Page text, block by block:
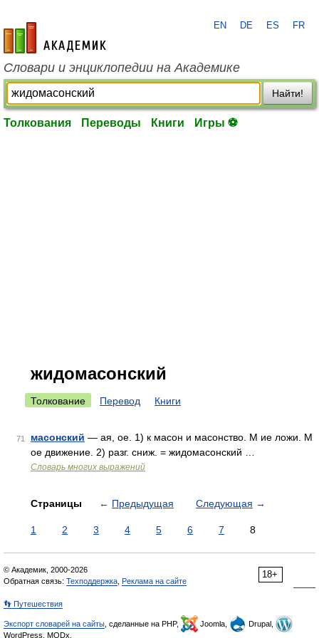
academic.ru
EN DE ES FR
Словари и энциклопедии на Академике
Найти!
Толкования Переводы Книги Игры ⚽
жидомасонский
Толкование Перевод Книги
71 масонский — ая, ое. 1) к масон и масонство. М ие ложи. М
ое движение. 2) разг. сниж. = жидомасонский …
Словарь многих выражений
Страницы ← Предыдущая Следующая →
1 2 3 4 5 6 7 8
18+
© Академик, 2000-2026
Обратная связь: Техподдержка Реклама на сайте
👣 Путешествия
Экспорт словарей на сайты , сделанные на PHP, Joomla,
Drupal,
WordPress, MODx.